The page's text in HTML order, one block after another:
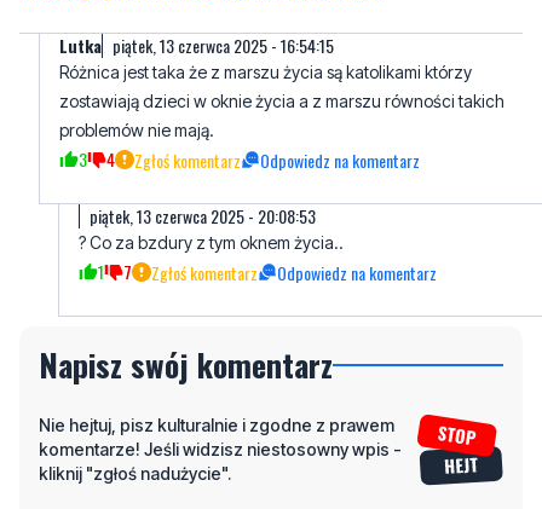
Równości .
4 Zgłoś komentarz Odpowiedz na komentarz
Lutka piątek, 13 czerwca 2025 - 16:54:15
Różnica jest taka że z marszu życia są katolikami którzy
problemów nie mają.
3 4 Zgłoś komentarz Odpowiedz na komentarz
Zgłoś komentarz Odpowiedz na komentarz
Napisz swój komentarz